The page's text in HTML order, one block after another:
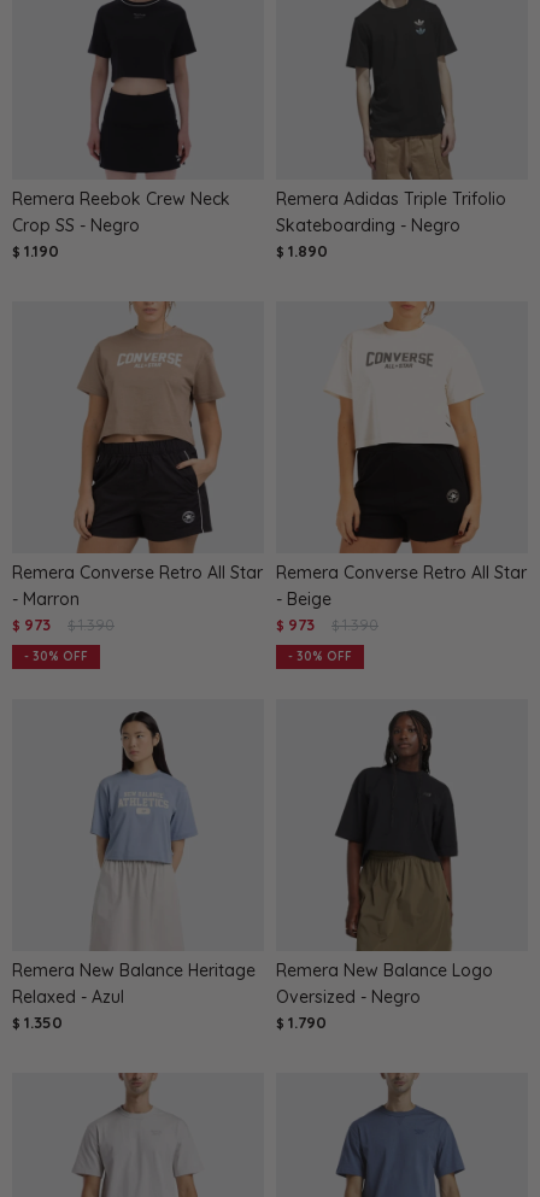
Remera Reebok Crew Neck
Crop SS - Negro
$ 1.190
Remera Adidas Triple Trifolio
Skateboarding - Negro
$ 1.890
Remera Converse Retro All Star
- Marron
$ 973 $ 1.390
30
Remera Converse Retro All Star
- Beige
$ 973 $ 1.390
30
Remera New Balance Heritage
Relaxed - Azul
$ 1.350
Remera New Balance Logo
Oversized - Negro
$ 1.790